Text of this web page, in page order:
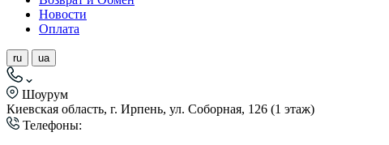
Новости
Оплата
ru ua
Шоурум
Киевская область, г. Ирпень, ул. Соборная, 126 (1 этаж)
Телефоны: